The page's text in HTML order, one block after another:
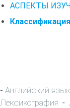
АСПЕКТЫ
-Английский язык
Лексикография -